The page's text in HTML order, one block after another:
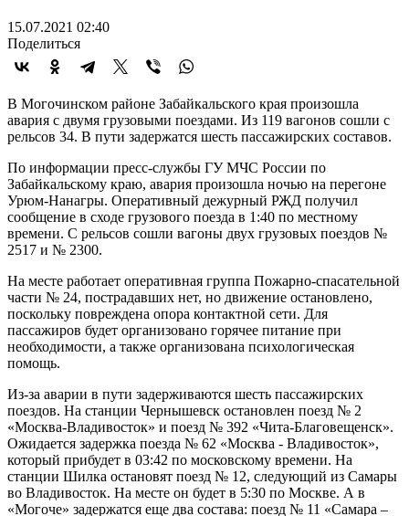
15.07.2021 02:40
Поделиться
В Могочинском районе Забайкальского края произошла
авария с двумя грузовыми поездами. Из 119 вагонов сошли с
рельсов 34. В пути задержатся шесть пассажирских составов.
По информации пресс-службы ГУ МЧС России по
Забайкальскому краю, авария произошла ночью на перегоне
Урюм-Нанагры. Оперативный дежурный РЖД получил
сообщение в сходе грузового поезда в 1:40 по местному
времени. С рельсов сошли вагоны двух грузовых поездов №
2517 и № 2300.
На месте работает оперативная группа Пожарно-спасательной
части № 24, пострадавших нет, но движение остановлено,
поскольку повреждена опора контактной сети. Для
пассажиров будет организовано горячее питание при
необходимости, а также организована психологическая
помощь.
Из-за аварии в пути задерживаются шесть пассажирских
поездов. На станции Чернышевск остановлен поезд № 2
«Москва-Владивосток» и поезд № 392 «Чита-Благовещенск».
Ожидается задержка поезда № 62 «Москва - Владивосток»,
который прибудет в 03:42 по московскому времени. На
станции Шилка остановят поезд № 12, следующий из Самары
во Владивосток. На месте он будет в 5:30 по Москве. А в
«Могоче» задержатся еще два состава: поезд № 11 «Самара –